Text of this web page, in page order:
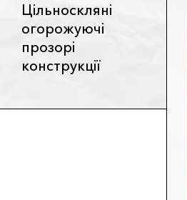
Цільноскляні
огорожуючі
прозорі
конструкції